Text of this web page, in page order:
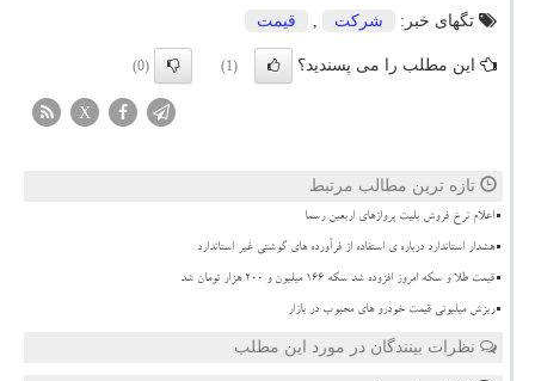
تگهای خبر:
شركت , قیمت
این مطلب را می پسندید؟ (1)
(0)
X
تازه ترین مطالب مرتبط
اعلام نرخ فروش بلیت پروازهای اربعین رسما
هشدار استاندارد درباره ی استفاده از فرآورده های گوشتی غیر استاندارد
قیمت طلا و سکه امروز افزوده شد سکه ۱۶۶ میلیون و ۲۰۰ هزار تومان شد
ریزش میلیونی قیمت خودرو های محبوب در بازار
نظرات بینندگان در مورد این مطلب